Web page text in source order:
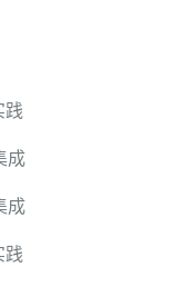
践
成
成
践